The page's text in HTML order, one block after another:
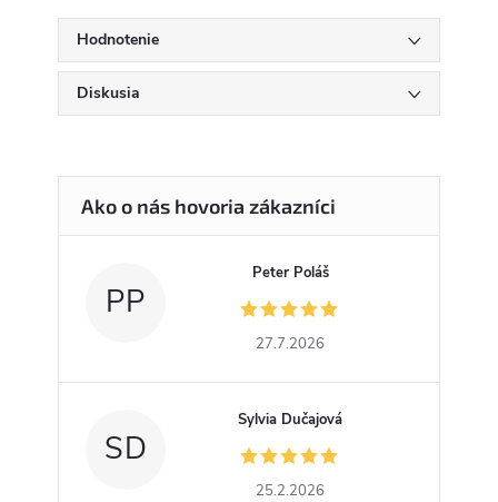
Hodnotenie
Diskusia
PP
Peter Poláš
27.7.2026
SD
Sylvia Dučajová
25.2.2026